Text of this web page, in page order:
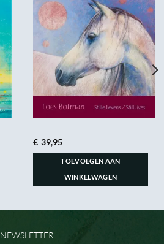
€ 39,95
TOEVOEGEN AAN
WINKELWAGEN
NEWSLETTER